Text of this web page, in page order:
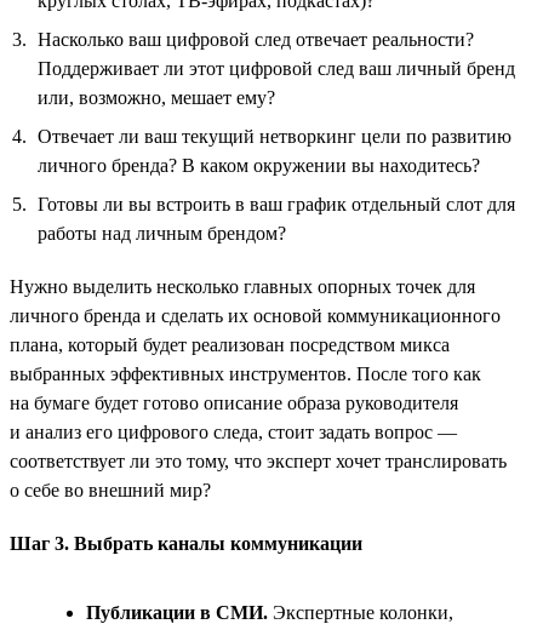
Насколько ваш цифровой след отвечает реальности?
Поддерживает ли этот цифровой след ваш личный бренд
или, возможно, мешает ему?
Отвечает ли ваш текущий нетворкинг цели по развитию
личного бренда? В каком окружении вы находитесь?
Готовы ли вы встроить в ваш график отдельный слот для
работы над личным брендом?
Нужно выделить несколько главных опорных точек для
личного бренда и сделать их основой коммуникационного
плана, который будет реализован посредством микса
выбранных эффективных инструментов. После того как
на бумаге будет готово описание образа руководителя
и анализ его цифрового следа, стоит задать вопрос —
соответствует ли это тому, что эксперт хочет транслировать
о себе во внешний мир?
Шаг 3. Выбрать каналы коммуникации
Публикации в СМИ. Экспертные колонки,